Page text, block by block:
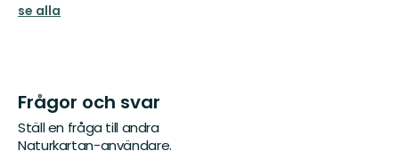
se alla
Frågor och svar
Ställ en fråga till andra
Naturkartan-användare.